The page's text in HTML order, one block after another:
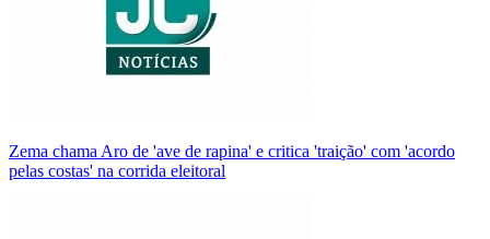
Zema chama Aro de 'ave de rapina' e critica 'traição' com 'acordo
pelas costas' na corrida eleitoral